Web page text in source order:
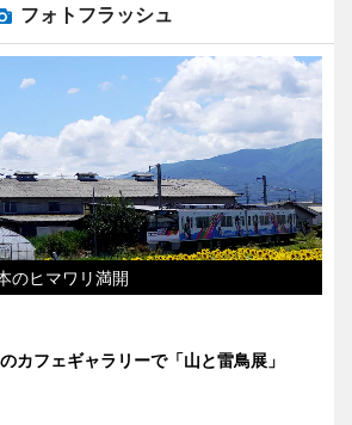
フォトフラッシュ
のヒマワリ満開
カフェギャラリーで「山と雷鳥展」